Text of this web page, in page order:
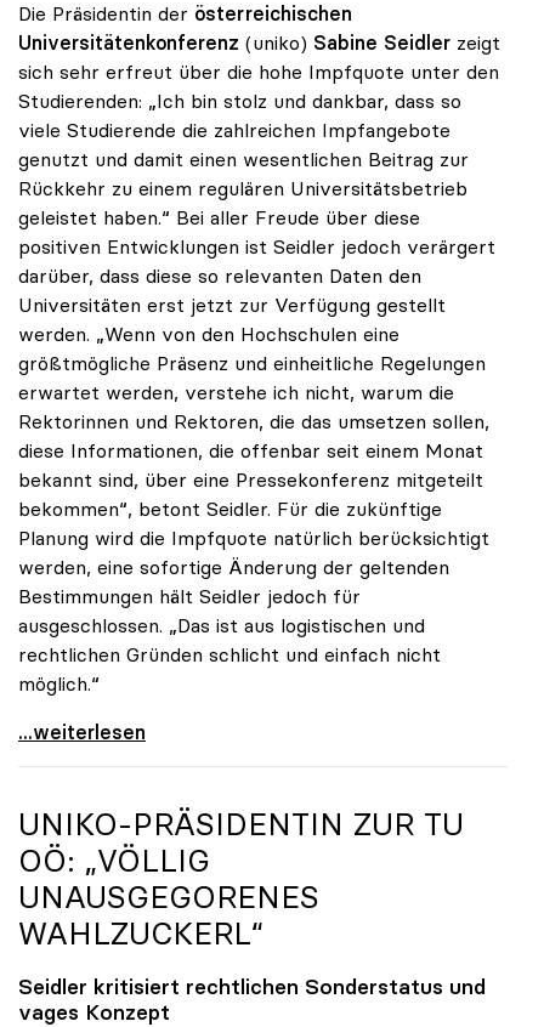
Die Präsidentin der österreichischen
Universitätenkonferenz (uniko) Sabine Seidler zeigt
sich sehr erfreut über die hohe Impfquote unter den
Studierenden: „Ich bin stolz und dankbar, dass so
viele Studierende die zahlreichen Impfangebote
genutzt und damit einen wesentlichen Beitrag zur
Rückkehr zu einem regulären Universitätsbetrieb
geleistet haben.“ Bei aller Freude über diese
positiven Entwicklungen ist Seidler jedoch verärgert
darüber, dass diese so relevanten Daten den
Universitäten erst jetzt zur Verfügung gestellt
werden. „Wenn von den Hochschulen eine
größtmögliche Präsenz und einheitliche Regelungen
erwartet werden, verstehe ich nicht, warum die
Rektorinnen und Rektoren, die das umsetzen sollen,
diese Informationen, die offenbar seit einem Monat
bekannt sind, über eine Pressekonferenz mitgeteilt
bekommen“, betont Seidler. Für die zukünftige
Planung wird die Impfquote natürlich berücksichtigt
werden, eine sofortige Änderung der geltenden
Bestimmungen hält Seidler jedoch für
ausgeschlossen. „Das ist aus logistischen und
rechtlichen Gründen schlicht und einfach nicht
möglich.“
Seidler erfreut über hohe Impfquote, aber
...weiterlesen
UNIKO-PRÄSIDENTIN ZUR TU
OÖ: „VÖLLIG
UNAUSGEGORENES
WAHLZUCKERL“
Seidler kritisiert rechtlichen Sonderstatus und
vages Konzept